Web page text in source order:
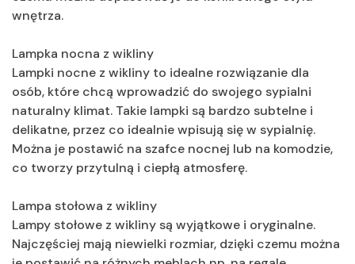
wnętrza.
Lampka nocna z wikliny
Lampki nocne z wikliny to idealne rozwiązanie dla
osób, które chcą wprowadzić do swojego sypialni
naturalny klimat. Takie lampki są bardzo subtelne i
delikatne, przez co idealnie wpisują się w sypialnię.
Można je postawić na szafce nocnej lub na komodzie,
co tworzy przytulną i ciepłą atmosferę.
Lampa stołowa z wikliny
Lampy stołowe z wikliny są wyjątkowe i oryginalne.
Najczęściej mają niewielki rozmiar, dzięki czemu można